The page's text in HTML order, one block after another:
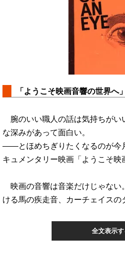
「ようこそ映画音響の世界へ」
腕のいい職人の話は気持ちがい
な深みがあって面白い。
――とほめちぎりたくなるのが今
キュメンタリー映画「ようこそ映
映画の音響は音楽だけじゃない
ける馬の疾走音、カーチェイス
全文表示す